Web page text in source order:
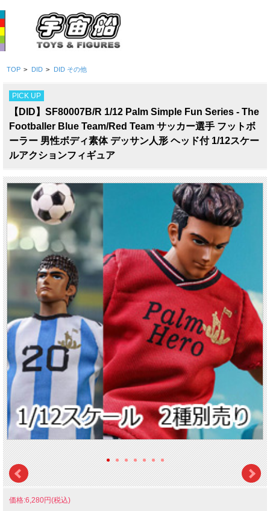
TOP > DID > DID その他
PICK UP
【DID】SF80007B/R 1/12 Palm Simple Fun Series - The
Footballer Blue Team/Red Team サッカー選手 フットボ
ーラー 男性ボディ素体 デッサン人形 ヘッド付 1/12スケー
ルアクションフィギュア
価格:6,280円(税込)